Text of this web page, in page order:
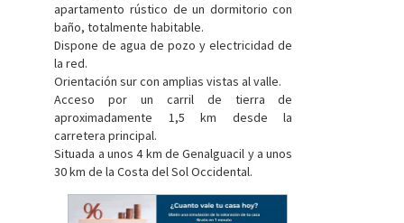
apartamento rústico de un dormitorio con
baño, totalmente habitable.
Dispone de agua de pozo y electricidad de
la red.
Orientación sur con amplias vistas al valle.
Acceso por un carril de tierra de
aproximadamente 1,5 km desde la
carretera principal.
Situada a unos 4 km de Genalguacil y a unos
30 km de la Costa del Sol Occidental.